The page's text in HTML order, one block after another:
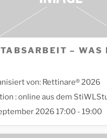
– WAS
von: Rettinare® 2026
: online aus dem
2026 17:00 - 19:00